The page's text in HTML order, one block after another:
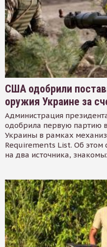
США одобрили
оружия Украине за
Администрация
одобрила первую партию
Украины в рамках
Requirements List. Об этом
на два источника,